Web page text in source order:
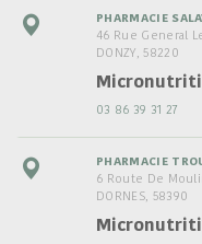
PHARMACIE
46 Rue General
DONZY, 58220
03 86 39 31 27
PHARMACIE
6 Route De
DORNES, 58390